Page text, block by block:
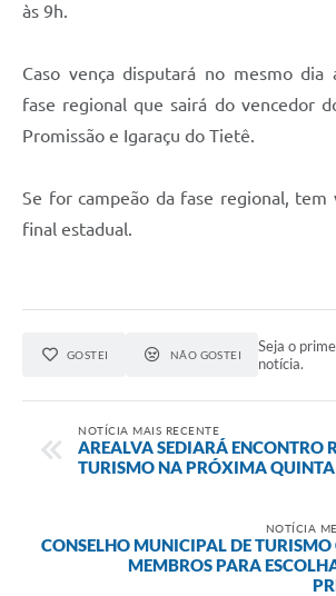
às 9h.
Caso vença disputará no mesmo
fase regional que sairá do vencedor
Promissão e Igaraçu do Tietê.
Se for campeão da fase regional, tem
final estadual.
GOSTEI NÃO GOSTEI
Seja o
notícia.
NOTÍCIA MAIS RECENTE
AREALVA SEDIARÁ ENCONTRO
TURISMO NA PRÓXIMA QUINTA
NOTÍCIA
CONSELHO MUNICIPAL DE
MEMBROS PARA